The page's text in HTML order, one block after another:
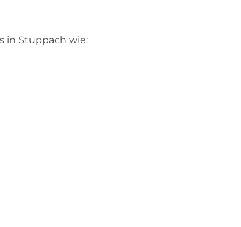
in Stuppach wie: